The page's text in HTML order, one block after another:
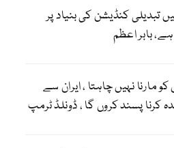
تبدیلی کنڈیشن کی بنیاد پر
بابر اعظم
کو مارنا نہیں چاہتا ، ایران سے
کرنا پسند کروں گا ، ڈونلڈ ٹرمپ